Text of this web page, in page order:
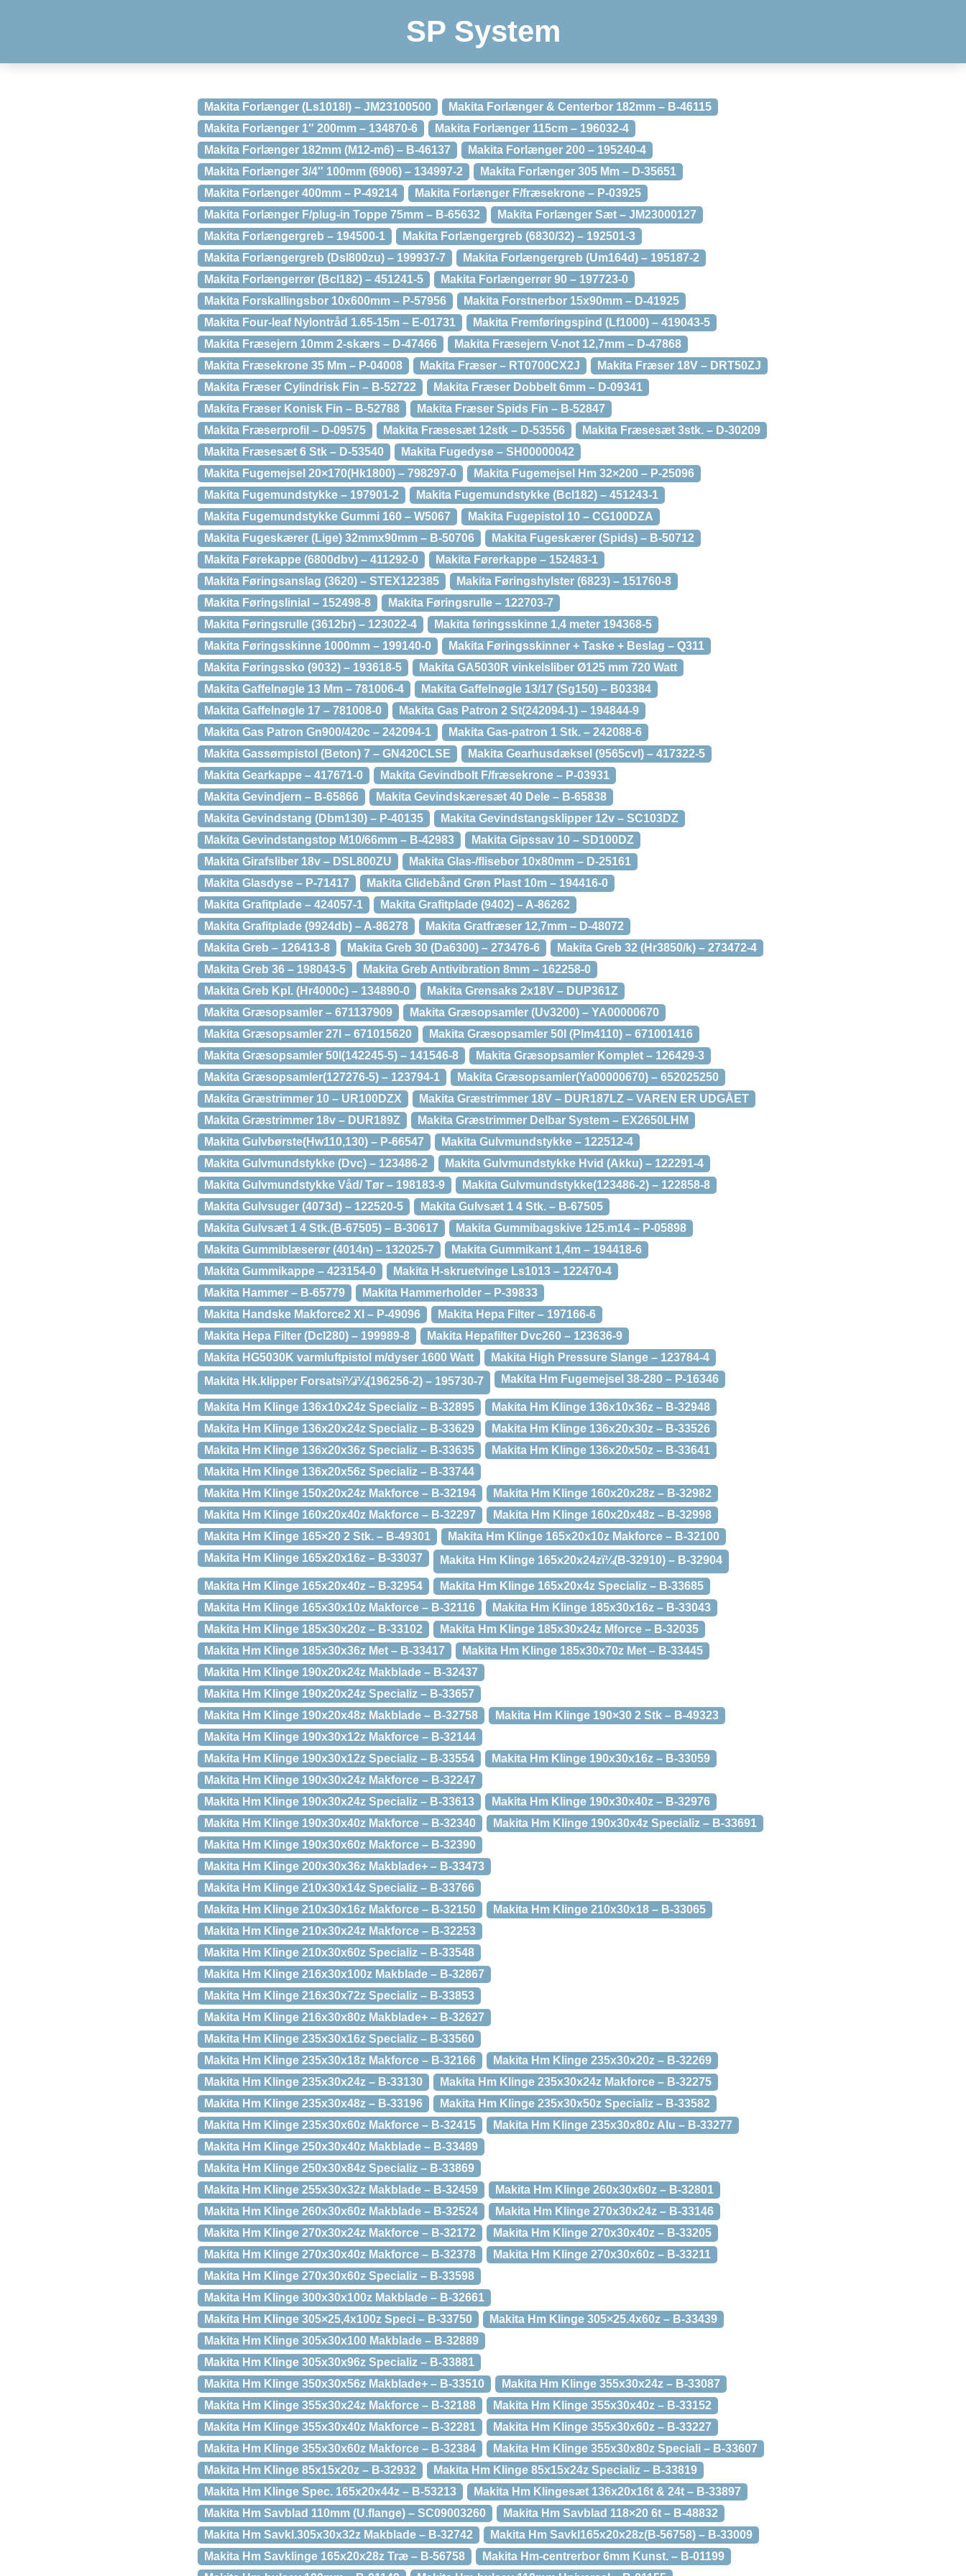
SP System
Makita Forlænger (Ls1018l) – JM23100500
Makita Forlænger & Centerbor 182mm – B-46115
Makita Forlænger 1″ 200mm – 134870-6
Makita Forlænger 115cm – 196032-4
Makita Forlænger 182mm (M12-m6) – B-46137
Makita Forlænger 200 – 195240-4
Makita Forlænger 3/4″ 100mm (6906) – 134997-2
Makita Forlænger 305 Mm – D-35651
Makita Forlænger 400mm – P-49214
Makita Forlænger F/fræsekrone – P-03925
Makita Forlænger F/plug-in Toppe 75mm – B-65632
Makita Forlænger Sæt – JM23000127
Makita Forlængergreb – 194500-1
Makita Forlængergreb (6830/32) – 192501-3
Makita Forlængergreb (Dsl800zu) – 199937-7
Makita Forlængergreb (Um164d) – 195187-2
Makita Forlængerrør (Bcl182) – 451241-5
Makita Forlængerrør 90 – 197723-0
Makita Forskallingsbor 10x600mm – P-57956
Makita Forstnerbor 15x90mm – D-41925
Makita Four-leaf Nylontråd 1.65-15m – E-01731
Makita Fremføringspind (Lf1000) – 419043-5
Makita Fræsejern 10mm 2-skærs – D-47466
Makita Fræsejern V-not 12,7mm – D-47868
Makita Fræsekrone 35 Mm – P-04008
Makita Fræser – RT0700CX2J
Makita Fræser 18V – DRT50ZJ
Makita Fræser Cylindrisk Fin – B-52722
Makita Fræser Dobbelt 6mm – D-09341
Makita Fræser Konisk Fin – B-52788
Makita Fræser Spids Fin – B-52847
Makita Fræserprofil – D-09575
Makita Fræsesæt 12stk – D-53556
Makita Fræsesæt 3stk. – D-30209
Makita Fræsesæt 6 Stk – D-53540
Makita Fugedyse – SH00000042
Makita Fugemejsel 20×170(Hk1800) – 798297-0
Makita Fugemejsel Hm 32×200 – P-25096
Makita Fugemundstykke – 197901-2
Makita Fugemundstykke (Bcl182) – 451243-1
Makita Fugemundstykke Gummi 160 – W5067
Makita Fugepistol 10 – CG100DZA
Makita Fugeskærer (Lige) 32mmx90mm – B-50706
Makita Fugeskærer (Spids) – B-50712
Makita Førekappe (6800dbv) – 411292-0
Makita Førerkappe – 152483-1
Makita Føringsanslag (3620) – STEX122385
Makita Føringshylster (6823) – 151760-8
Makita Føringslinial – 152498-8
Makita Føringsrulle – 122703-7
Makita Føringsrulle (3612br) – 123022-4
Makita føringsskinne 1,4 meter 194368-5
Makita Føringsskinne 1000mm – 199140-0
Makita Føringsskinner + Taske + Beslag – Q311
Makita Føringssko (9032) – 193618-5
Makita GA5030R vinkelsliber Ø125 mm 720 Watt
Makita Gaffelnøgle 13 Mm – 781006-4
Makita Gaffelnøgle 13/17 (Sg150) – B03384
Makita Gaffelnøgle 17 – 781008-0
Makita Gas Patron 2 St(242094-1) – 194844-9
Makita Gas Patron Gn900/420c – 242094-1
Makita Gas-patron 1 Stk. – 242088-6
Makita Gassømpistol (Beton) 7 – GN420CLSE
Makita Gearhusdæksel (9565cvl) – 417322-5
Makita Gearkappe – 417671-0
Makita Gevindbolt F/fræsekrone – P-03931
Makita Gevindjern – B-65866
Makita Gevindskæresæt 40 Dele – B-65838
Makita Gevindstang (Dbm130) – P-40135
Makita Gevindstangsklipper 12v – SC103DZ
Makita Gevindstangstop M10/66mm – B-42983
Makita Gipssav 10 – SD100DZ
Makita Girafsliber 18v – DSL800ZU
Makita Glas-/flisebor 10x80mm – D-25161
Makita Glasdyse – P-71417
Makita Glidebånd Grøn Plast 10m – 194416-0
Makita Grafitplade – 424057-1
Makita Grafitplade (9402) – A-86262
Makita Grafitplade (9924db) – A-86278
Makita Gratfræser 12,7mm – D-48072
Makita Greb – 126413-8
Makita Greb 30 (Da6300) – 273476-6
Makita Greb 32 (Hr3850/k) – 273472-4
Makita Greb 36 – 198043-5
Makita Greb Antivibration 8mm – 162258-0
Makita Greb Kpl. (Hr4000c) – 134890-0
Makita Grensaks 2x18V – DUP361Z
Makita Græsopsamler – 671137909
Makita Græsopsamler (Uv3200) – YA00000670
Makita Græsopsamler 27l – 671015620
Makita Græsopsamler 50l (Plm4110) – 671001416
Makita Græsopsamler 50l(142245-5) – 141546-8
Makita Græsopsamler Komplet – 126429-3
Makita Græsopsamler(127276-5) – 123794-1
Makita Græsopsamler(Ya00000670) – 652025250
Makita Græstrimmer 10 – UR100DZX
Makita Græstrimmer 18V – DUR187LZ – VAREN ER UDGÅET
Makita Græstrimmer 18v – DUR189Z
Makita Græstrimmer Delbar System – EX2650LHM
Makita Gulvbørste(Hw110,130) – P-66547
Makita Gulvmundstykke – 122512-4
Makita Gulvmundstykke (Dvc) – 123486-2
Makita Gulvmundstykke Hvid (Akku) – 122291-4
Makita Gulvmundstykke Våd/ Tør – 198183-9
Makita Gulvmundstykke(123486-2) – 122858-8
Makita Gulvsuger (4073d) – 122520-5
Makita Gulvsæt 1 4 Stk. – B-67505
Makita Gulvsæt 1 4 Stk.(B-67505) – B-30617
Makita Gummibagskive 125.m14 – P-05898
Makita Gummiblæserør (4014n) – 132025-7
Makita Gummikant 1,4m – 194418-6
Makita Gummikappe – 423154-0
Makita H-skruetvinge Ls1013 – 122470-4
Makita Hammer – B-65779
Makita Hammerholder – P-39833
Makita Handske Makforce2 Xl – P-49096
Makita Hepa Filter – 197166-6
Makita Hepa Filter (Dcl280) – 199989-8
Makita Hepafilter Dvc260 – 123636-9
Makita HG5030K varmluftpistol m/dyser 1600 Watt
Makita High Pressure Slange – 123784-4
Makita Hk.klipper Forsatsï¼ï¼(196256-2) – 195730-7
Makita Hm Fugemejsel 38-280 – P-16346
Makita Hm Klinge 136x10x24z Specializ – B-32895
Makita Hm Klinge 136x10x36z – B-32948
Makita Hm Klinge 136x20x24z Specializ – B-33629
Makita Hm Klinge 136x20x30z – B-33526
Makita Hm Klinge 136x20x36z Specializ – B-33635
Makita Hm Klinge 136x20x50z – B-33641
Makita Hm Klinge 136x20x56z Specializ – B-33744
Makita Hm Klinge 150x20x24z Makforce – B-32194
Makita Hm Klinge 160x20x28z – B-32982
Makita Hm Klinge 160x20x40z Makforce – B-32297
Makita Hm Klinge 160x20x48z – B-32998
Makita Hm Klinge 165×20 2 Stk. – B-49301
Makita Hm Klinge 165x20x10z Makforce – B-32100
Makita Hm Klinge 165x20x16z – B-33037
Makita Hm Klinge 165x20x24zï¼(B-32910) – B-32904
Makita Hm Klinge 165x20x40z – B-32954
Makita Hm Klinge 165x20x4z Specializ – B-33685
Makita Hm Klinge 165x30x10z Makforce – B-32116
Makita Hm Klinge 185x30x16z – B-33043
Makita Hm Klinge 185x30x20z – B-33102
Makita Hm Klinge 185x30x24z Mforce – B-32035
Makita Hm Klinge 185x30x36z Met – B-33417
Makita Hm Klinge 185x30x70z Met – B-33445
Makita Hm Klinge 190x20x24z Makblade – B-32437
Makita Hm Klinge 190x20x24z Specializ – B-33657
Makita Hm Klinge 190x20x48z Makblade – B-32758
Makita Hm Klinge 190×30 2 Stk – B-49323
Makita Hm Klinge 190x30x12z Makforce – B-32144
Makita Hm Klinge 190x30x12z Specializ – B-33554
Makita Hm Klinge 190x30x16z – B-33059
Makita Hm Klinge 190x30x24z Makforce – B-32247
Makita Hm Klinge 190x30x24z Specializ – B-33613
Makita Hm Klinge 190x30x40z – B-32976
Makita Hm Klinge 190x30x40z Makforce – B-32340
Makita Hm Klinge 190x30x4z Specializ – B-33691
Makita Hm Klinge 190x30x60z Makforce – B-32390
Makita Hm Klinge 200x30x36z Makblade+ – B-33473
Makita Hm Klinge 210x30x14z Specializ – B-33766
Makita Hm Klinge 210x30x16z Makforce – B-32150
Makita Hm Klinge 210x30x18 – B-33065
Makita Hm Klinge 210x30x24z Makforce – B-32253
Makita Hm Klinge 210x30x60z Specializ – B-33548
Makita Hm Klinge 216x30x100z Makblade – B-32867
Makita Hm Klinge 216x30x72z Specializ – B-33853
Makita Hm Klinge 216x30x80z Makblade+ – B-32627
Makita Hm Klinge 235x30x16z Specializ – B-33560
Makita Hm Klinge 235x30x18z Makforce – B-32166
Makita Hm Klinge 235x30x20z – B-32269
Makita Hm Klinge 235x30x24z – B-33130
Makita Hm Klinge 235x30x24z Makforce – B-32275
Makita Hm Klinge 235x30x48z – B-33196
Makita Hm Klinge 235x30x50z Specializ – B-33582
Makita Hm Klinge 235x30x60z Makforce – B-32415
Makita Hm Klinge 235x30x80z Alu – B-33277
Makita Hm Klinge 250x30x40z Makblade – B-33489
Makita Hm Klinge 250x30x84z Specializ – B-33869
Makita Hm Klinge 255x30x32z Makblade – B-32459
Makita Hm Klinge 260x30x60z – B-32801
Makita Hm Klinge 260x30x60z Makblade – B-32524
Makita Hm Klinge 270x30x24z – B-33146
Makita Hm Klinge 270x30x24z Makforce – B-32172
Makita Hm Klinge 270x30x40z – B-33205
Makita Hm Klinge 270x30x40z Makforce – B-32378
Makita Hm Klinge 270x30x60z – B-33211
Makita Hm Klinge 270x30x60z Specializ – B-33598
Makita Hm Klinge 300x30x100z Makblade – B-32661
Makita Hm Klinge 305×25,4x100z Speci – B-33750
Makita Hm Klinge 305×25.4x60z – B-33439
Makita Hm Klinge 305x30x100 Makblade – B-32889
Makita Hm Klinge 305x30x96z Specializ – B-33881
Makita Hm Klinge 350x30x56z Makblade+ – B-33510
Makita Hm Klinge 355x30x24z – B-33087
Makita Hm Klinge 355x30x24z Makforce – B-32188
Makita Hm Klinge 355x30x40z – B-33152
Makita Hm Klinge 355x30x40z Makforce – B-32281
Makita Hm Klinge 355x30x60z – B-33227
Makita Hm Klinge 355x30x60z Makforce – B-32384
Makita Hm Klinge 355x30x80z Speciali – B-33607
Makita Hm Klinge 85x15x20z – B-32932
Makita Hm Klinge 85x15x24z Specializ – B-33819
Makita Hm Klinge Spec. 165x20x44z – B-53213
Makita Hm Klingesæt 136x20x16t & 24t – B-33897
Makita Hm Savblad 110mm (U.flange) – SC09003260
Makita Hm Savblad 118×20 6t – B-48832
Makita Hm Savkl.305x30x32z Makblade – B-32742
Makita Hm Savkl165x20x28z(B-56758) – B-33009
Makita Hm Savklinge 165x20x28z Træ – B-56758
Makita Hm-centrerbor 6mm Kunst. – B-01199